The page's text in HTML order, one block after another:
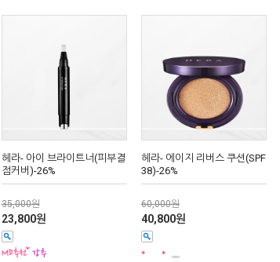
헤라- 아이 브라이트너(피부결
점커버)-26%
35,000원
23,800원
헤라- 에이지 리버스 쿠션(SPF
38)-26%
60,000원
40,800원